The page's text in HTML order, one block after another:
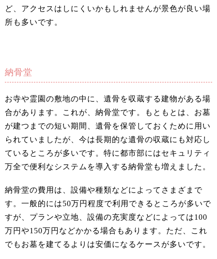
ど、アクセスはしにくいかもしれませんが景色が良い場
所も多いです。
納骨堂
お寺や霊園の敷地の中に、遺骨を収蔵する建物がある場
合があります。これが、納骨堂です。もともとは、お墓
が建つまでの短い期間、遺骨を保管しておくために用い
られていましたが、今は長期的な遺骨の収蔵にも対応し
ているところが多いです。特に都市部にはセキュリティ
万全で便利なシステムを導入する納骨堂も増えました。
納骨堂の費用は、設備や種類などによってさまざまで
す。一般的には50万円程度で利用できるところが多いで
すが、プランや立地、設備の充実度などによっては100
万円や150万円などかかる場合もあります。ただ、これ
でもお墓を建てるよりは安価になるケースが多いです。